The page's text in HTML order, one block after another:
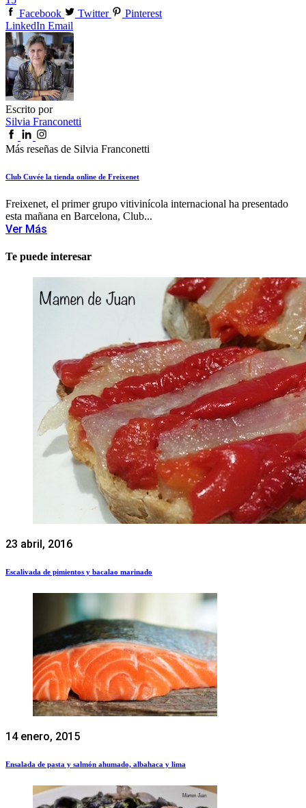
Facebook
Twitter
Pinterest
LinkedIn Email
Escrito por
Silvia Franconetti
Más reseñas de Silvia Franconetti
Club Cuvée la tienda online de Freixenet
Freixenet, el primer grupo vitivinícola internacional ha presentado
esta mañana en Barcelona, Club...
Ver Más
Te puede interesar
23 abril, 2016
Escalivada de pimientos y bacalao marinado
14 enero, 2015
Ensalada de pasta y salmón ahumado, albahaca y lima